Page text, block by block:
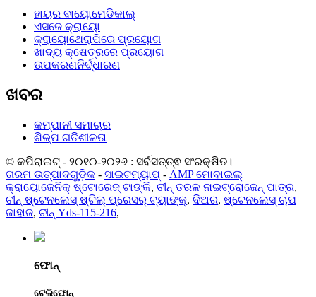
ହାୟର ବାୟୋମେଡିକାଲ୍
ଏସଜେ କ୍ରାୟୋ
କ୍ରାୟୋଥେରାପିରେ ପ୍ରୟୋଗ
ଖାଦ୍ୟ କ୍ଷେତ୍ରରେ ପ୍ରୟୋଗ
ଉପକରଣନିର୍ଦ୍ଧାରଣ
ଖବର
କମ୍ପାନୀ ସମାଚାର
ଶିଳ୍ପ ଗତିଶୀଳତା
© କପିରାଇଟ୍ - ୨୦୧୦-୨୦୨୬ : ସର୍ବସତ୍ତ୍ଵ ସଂରକ୍ଷିତ।
ଗରମ ଉତ୍ପାଦଗୁଡ଼ିକ - ସାଇଟମ୍ୟାପ୍ - AMP ମୋବାଇଲ୍
କ୍ରାୟୋଜେନିକ୍ ଷ୍ଟୋରେଜ୍ ଟାଙ୍କି, ଚୀନ୍ ତରଳ ନାଇଟ୍ରୋଜେନ୍ ପାତ୍ର,
ଚୀନ୍ ଷ୍ଟେନଲେସ୍ ଷ୍ଟିଲ୍ ପ୍ରେସର୍ ଟ୍ୟାଙ୍କ୍, ଦିଅର, ଷ୍ଟେନଲେସ୍ ଚାପ
ଜାହାଜ, ଚୀନ୍ Yds-115-216,
ଫୋନ୍
ଟେଲିଫୋନ୍